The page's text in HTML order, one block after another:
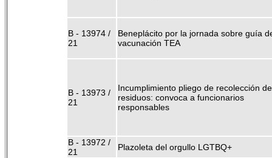
B - 13974 /
21
Beneplácito por la jornada sobre guía
vacunación TEA
B - 13973 /
21
Incumplimiento pliego de recolección de
residuos: convoca a funcionarios
responsables
B - 13972 /
21
Plazoleta del orgullo LGTBQ+